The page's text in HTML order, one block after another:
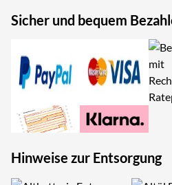
Sicher und bequem
Hinweise zur Entsorgung